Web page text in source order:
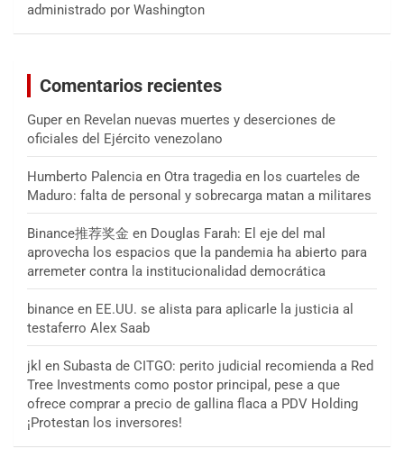
administrado por Washington
Comentarios recientes
Guper en Revelan nuevas muertes y deserciones de
oficiales del Ejército venezolano
Humberto Palencia en Otra tragedia en los cuarteles de
Maduro: falta de personal y sobrecarga matan a militares
Binance推荐奖金 en Douglas Farah: El eje del mal
aprovecha los espacios que la pandemia ha abierto para
arremeter contra la institucionalidad democrática
binance en EE.UU. se alista para aplicarle la justicia al
testaferro Alex Saab
jkl en Subasta de CITGO: perito judicial recomienda a Red
Tree Investments como postor principal, pese a que
ofrece comprar a precio de gallina flaca a PDV Holding
¡Protestan los inversores!